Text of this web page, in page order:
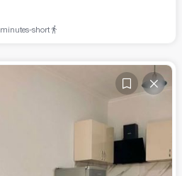
minutes-short